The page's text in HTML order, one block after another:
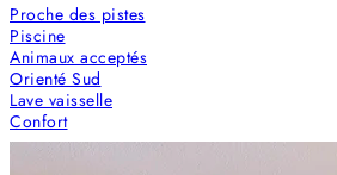
Proche des pistes
Piscine
Animaux acceptés
Orienté Sud
Lave vaisselle
Confort